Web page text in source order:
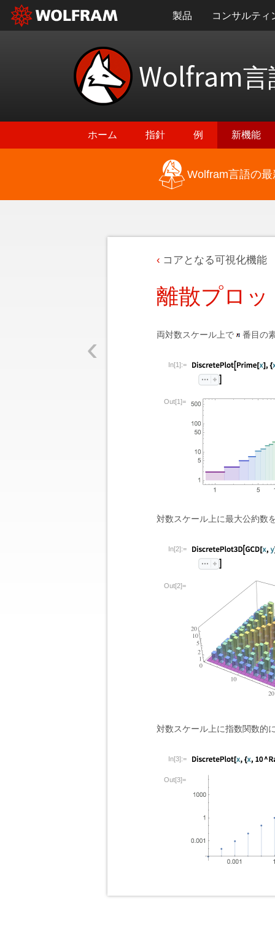
製品 コンサルティ
Wolfram言
ホーム 指針 例 新機能
Wolfram言語の
‹
コアとなる可視化機能
離散プロ
両対数スケール上で 番目の
In[1]:=
Out[1]=
対数スケール上に最大公約数
In[2]:=
Out[2]=
対数スケール上に指数関数的
In[3]:=
Out[3]=